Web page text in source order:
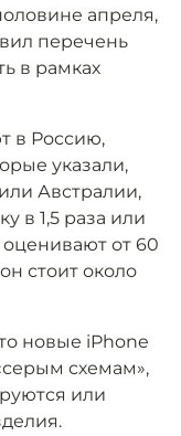
апреля,
перечень
в рамках
в Россию,
указали,
Австралии,
в 1,5 раза или
оценивают от 60
стоит около
новые iPhone
схемам»,
или